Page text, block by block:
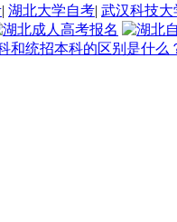
| 湖北大学自考| 武汉科技大
和统招本科的区别是什么